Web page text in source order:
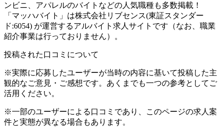
ンビニ、アパレルのバイトなどの人気職種も多数掲載！
「マッハバイト」は株式会社リブセンス(東証スタンダー
ド:6054) が運営するアルバイト求人サイトです（なお、職業
紹介事業は行っておりません）。
投稿された口コミについて
※実際に応募したユーザーが当時の内容に基いて投稿した主
観的なご意見・ご感想です。あくまでも一つの参考としてご
活用ください。
※一部のユーザーによる口コミであり、このページの求人案
件と実態が異なる場合もあります。